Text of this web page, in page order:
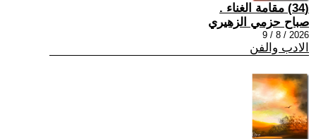
(34) مقامة الغناء .
صباح حزمي الزهيري
2026 / 8 / 9
الادب والفن